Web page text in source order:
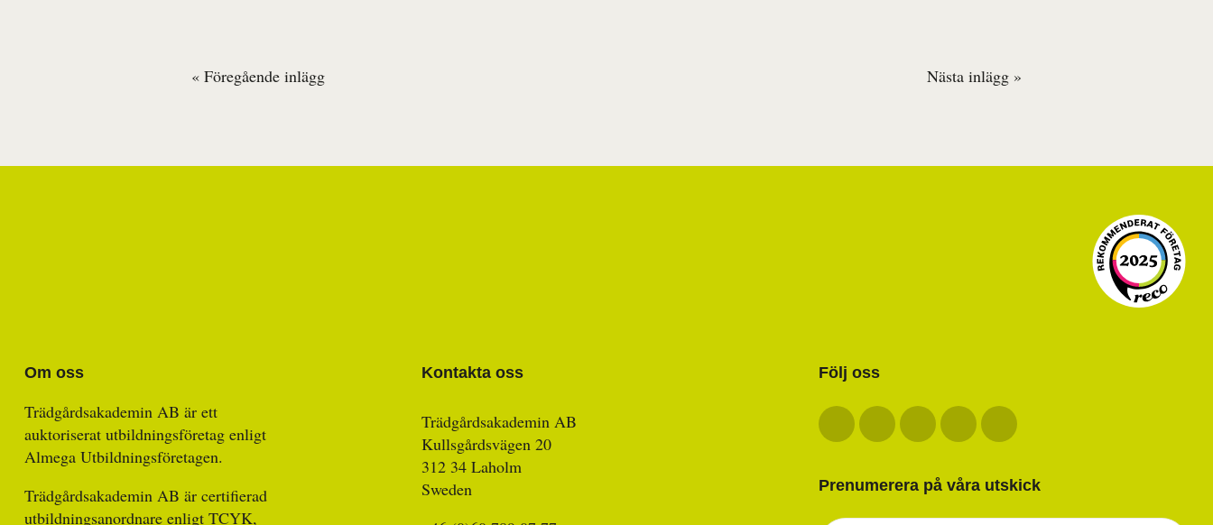
« Föregående inlägg Nästa inlägg »
Om oss
Trädgårdsakademin AB är ett
auktoriserat utbildningsföretag enligt
Almega Utbildningsföretagen.
Trädgårdsakademin AB är certifierad
utbildningsanordnare enligt TCYK,
Kontakta oss
Trädgårdsakademin AB
Kullsgårdsvägen 20
312 34 Laholm
Sweden
Följ oss
Prenumerera på våra utskick